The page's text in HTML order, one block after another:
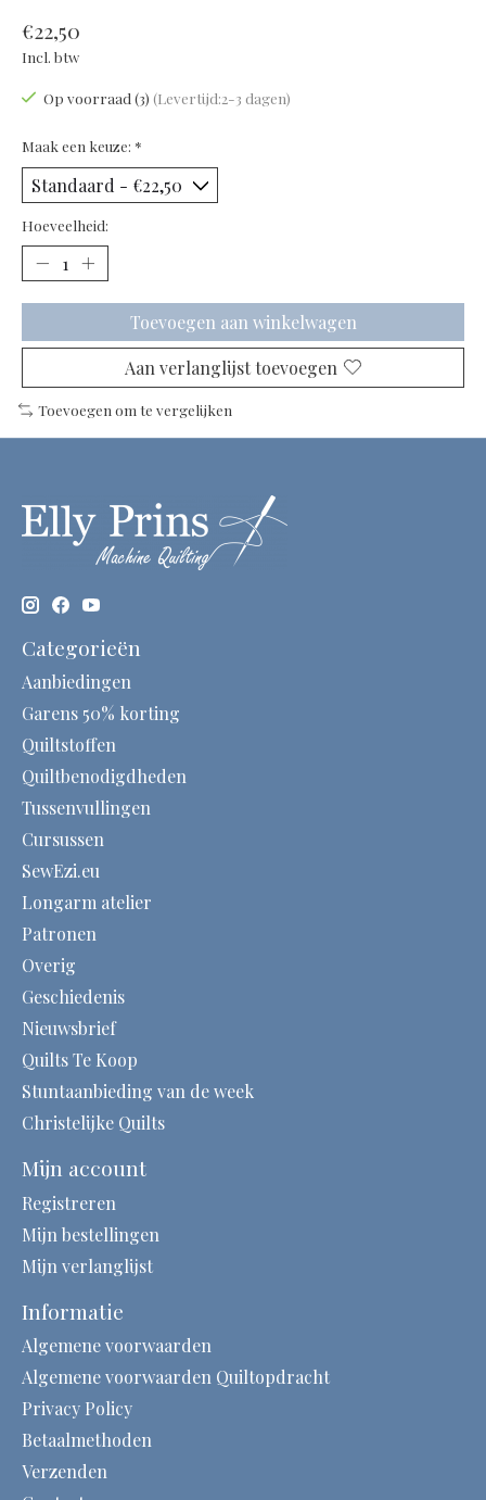
€22,50
Incl. btw
Op voorraad (3) (Levertijd:2-3 dagen)
Maak een keuze: *
Hoeveelheid:
Toevoegen aan winkelwagen
Aan verlanglijst toevoegen
Toevoegen om te vergelijken
Categorieën
Aanbiedingen
Garens 50% korting
Quiltstoffen
Quiltbenodigdheden
Tussenvullingen
Cursussen
SewEzi.eu
Longarm atelier
Patronen
Overig
Geschiedenis
Nieuwsbrief
Quilts Te Koop
Stuntaanbieding van de week
Christelijke Quilts
Mijn account
Registreren
Mijn bestellingen
Mijn verlanglijst
Informatie
Algemene voorwaarden
Algemene voorwaarden Quiltopdracht
Privacy Policy
Betaalmethoden
Verzenden